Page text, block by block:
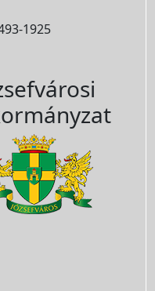
1925